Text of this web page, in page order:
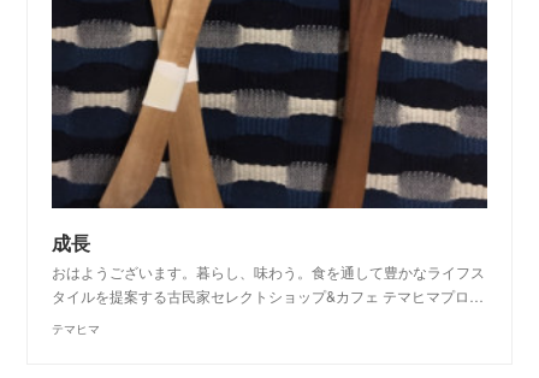
成長
おはようございます。暮らし、味わう。食を通して豊かなライフス
タイルを提案する古民家セレクトショップ&カフェ テマヒマプロ…
テマヒマ